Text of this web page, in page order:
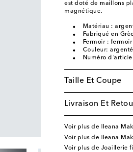
est doté de maillons
magnétique.
Matériau :
Fabriqué en
Fermoir :
Couleur: argenté
Numéro
Taille Et Coupe
Livraison Et
Voir plus de Ileana
Voir plus de Ileana
Voir plus de Joaillerie